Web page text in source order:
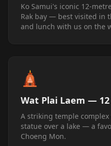
Ko Samui's iconic 12-
Rak bay — best visited in
and lunch with us on the
🛕
Wat Plai Laem —
A striking temple
statue over a lake — a
Choeng Mon.